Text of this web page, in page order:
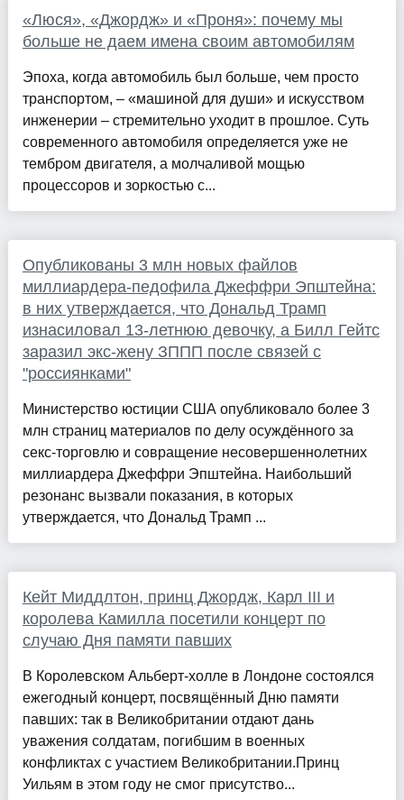
«Люся», «Джордж» и «Проня»: почему мы
больше не даем имена своим автомобилям
Эпоха, когда автомобиль был больше, чем просто
транспортом, – «машиной для души» и искусством
инженерии – стремительно уходит в прошлое. Суть
современного автомобиля определяется уже не
тембром двигателя, а молчаливой мощью
процессоров и зоркостью с...
Опубликованы 3 млн новых файлов
миллиардера-педофила Джеффри Эпштейна:
в них утверждается, что Дональд Трамп
изнасиловал 13-летнюю девочку, а Билл Гейтс
заразил экс-жену ЗППП после связей с
"россиянками"
Министерство юстиции США опубликовало более 3
млн страниц материалов по делу осуждённого за
секс-торговлю и совращение несовершеннолетних
миллиардера Джеффри Эпштейна. Наибольший
резонанс вызвали показания, в которых
утверждается, что Дональд Трамп ...
Кейт Миддлтон, принц Джордж, Карл III и
королева Камилла посетили концерт по
случаю Дня памяти павших
В Королевском Альберт-холле в Лондоне состоялся
ежегодный концерт, посвящённый Дню памяти
павших: так в Великобритании отдают дань
уважения солдатам, погибшим в военных
конфликтах с участием Великобритании.Принц
Уильям в этом году не смог присутство...